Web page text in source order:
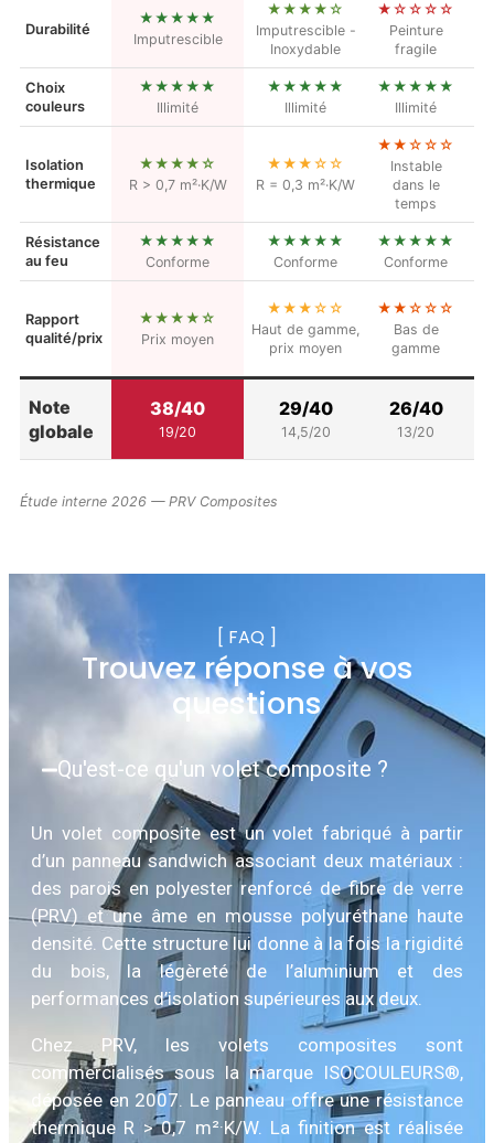
Durabilité
★★★★★
Imputrescible
★★★★☆
Imputrescible -
Inoxydable
★☆☆☆☆
Peinture
fragile
Choix
couleurs
★★★★★
Illimité
★★★★★
Illimité
★★★★★
Illimité
Isolation
thermique
★★★★☆
R > 0,7 m²·K/W
★★★☆☆
R = 0,3 m²·K/W
★★☆☆☆
Instable
dans le
temps
Résistance
au feu
★★★★★
Conforme
★★★★★
Conforme
★★★★★
Conforme
Rapport
qualité/prix
★★★★☆
Prix moyen
★★★☆☆
Haut de gamme,
prix moyen
★★☆☆☆
Bas de
gamme
Note
globale
38/40
19/20
29/40
14,5/20
26/40
13/20
Étude interne 2026 — PRV Composites
[ FAQ ]
Trouvez réponse à vos
questions
Qu'est-ce qu'un volet composite ?
Un volet composite est un volet fabriqué à partir
d’un panneau sandwich associant deux matériaux :
des parois en polyester renforcé de fibre de verre
(PRV) et une âme en mousse polyuréthane haute
densité. Cette structure lui donne à la fois la rigidité
du bois, la légèreté de l’aluminium et des
performances d’isolation supérieures aux deux.
Chez PRV, les volets composites sont
commercialisés sous la marque ISOCOULEURS®,
déposée en 2007. Le panneau offre une résistance
thermique R > 0,7 m²·K/W. La finition est réalisée